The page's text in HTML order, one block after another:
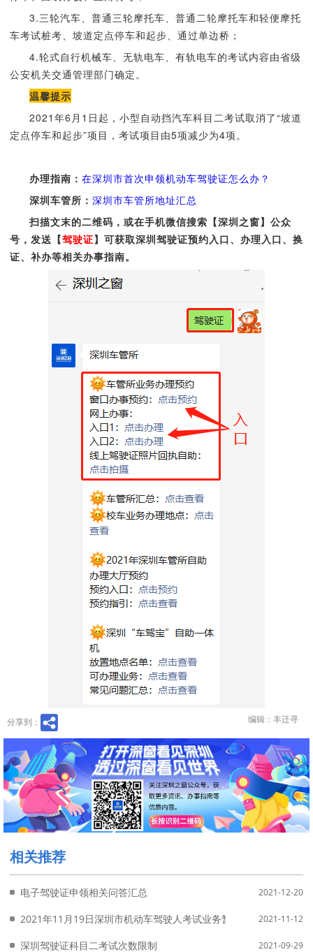
3.三轮汽车、普通三轮摩托车、普通二轮摩托车和轻便摩托
车考试桩考、坡道定点停车和起步、通过单边桥；
4.轮式自行机械车、无轨电车、有轨电车的考试内容由省级
公安机关交通管理部门确定。
温馨提示
2021年6月1日起，小型自动挡汽车科目二考试取消了“坡道
定点停车和起步”项目，考试项目由5项减少为4项。
办理指南： 在深圳市首次申领机动车驾驶证怎么办？
深圳车管所： 深圳市车管所地址汇总
扫描文末的二维码，或在手机微信搜索【深圳之窗】公众
号，发送【驾驶证】可获取深圳驾驶证预约入口、办理入口、换
证、补办等相关办事指南。
分享到： 编辑：丰迁寻
相关推荐
电子驾驶证申领相关问答汇总 2021-12-20
2021年11月19日深圳市机动车驾驶人考试业务暂停详情2021-11-12
深圳驾驶证科目二考试次数限制 2021-09-29